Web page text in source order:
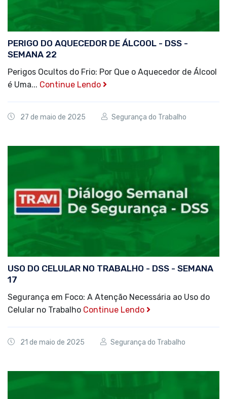
PERIGO DO AQUECEDOR DE ÁLCOOL - DSS -
SEMANA 22
Perigos Ocultos do Frio: Por Que o Aquecedor de Álcool
é Uma... Continue Lendo
27 de maio de 2025 Segurança do Trabalho
USO DO CELULAR NO TRABALHO - DSS - SEMANA
17
Segurança em Foco: A Atenção Necessária ao Uso do
Celular no Trabalho Continue Lendo
21 de maio de 2025 Segurança do Trabalho